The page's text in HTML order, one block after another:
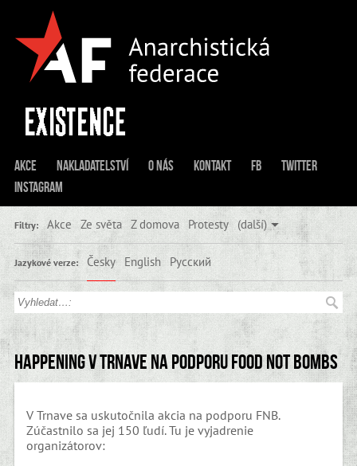
Akce Nakladatelství O nás Kontakt FB
Twitter
Instagram
Filtry: Akce Ze světa Z domova Protesty (další)
Jazykové verze: Česky English Русский
Happening v Trnave na podporu Food Not Bombs
V Trnave sa uskutočnila akcia na podporu FNB.
Zúčastnilo sa jej 150 ľudí. Tu je vyjadrenie
organizátorov: